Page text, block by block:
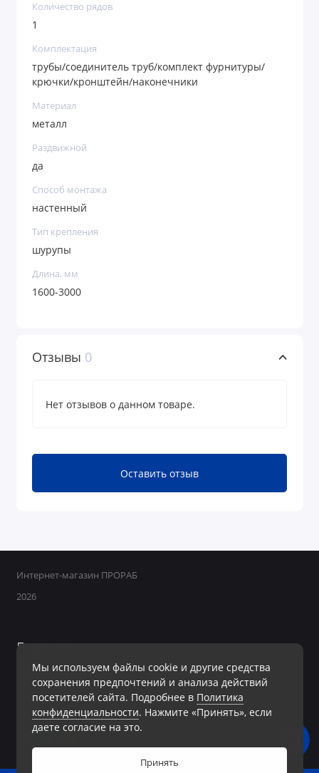
Количество рядов
1
Комплектация
трубы/соединитель труб/комплект фурнитуры/
крючки/кронштейн/наконечники
Материал
металл
Раздвижной
да
Способ монтажа
настенный
Тип крепления
шурупы
Длина, мм
1600-3000
Отзывы 0
Нет отзывов о данном товаре.
Оставить отзыв
Мы используем файлы cookie и другие средства
сохранения предпочтений и анализа действий
посетителей сайта. Подробнее в Политика
конфиденциальности. Нажмите «Принять», если
даете согласие на это.
Принять
Интернет-магазин ПРОРАБ
2026
Поддержка
+7 950 800-40-09
Ежедневно с 8:00 до 19:00 Без перерывов и выходных
Мы в сети